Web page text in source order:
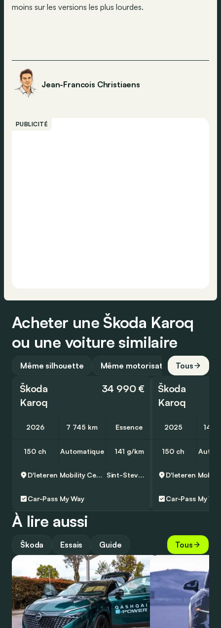
moins sur les versions les plus lourdes.
Jean-Francois Christiaens
PUBLICITÉ
Acheter une Škoda Karoq
ou une voiture similaire
Même silhouette Même motorisation Tous
Škoda
Karoq
34 990 €
2026 7 745 km Essence
150 ch Automatique 141 g/km
D'Ieteren Mobility Center Zaventem - Skoda Sint-Stevens-Woluwe
Car-Pass My Way
Škoda
Karoq
2025 14
150 ch
Car-Pass My
À lire aussi
Škoda Essais Guide Tous